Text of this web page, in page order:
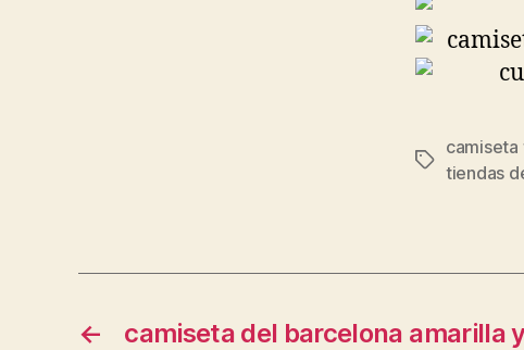
Etiquetas
tiendas
← camiseta del barcelona amarilla